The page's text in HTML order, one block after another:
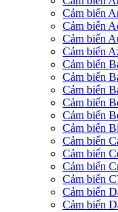
Cảm biến
Cảm biến
Cảm biến
Cảm biến
Cảm biến
Cảm biến
Cảm biến
Cảm biến
Cảm biến
Cảm biến
Cảm biến
Cảm biến
Cảm biến
Cảm biến
Cảm biến
Cảm biến